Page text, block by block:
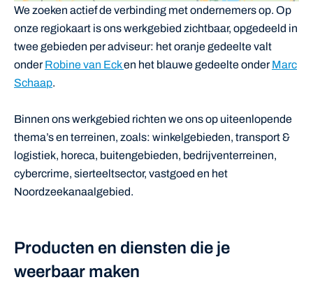
We zoeken actief de verbinding met ondernemers op. Op
onze regiokaart is ons werkgebied zichtbaar, opgedeeld in
twee gebieden per adviseur: het oranje gedeelte valt
onderRobine van Ecken het blauwe gedeelte onderMarc
Schaap.
Binnen ons werkgebied richten we ons op uiteenlopende
thema’s en terreinen, zoals: winkelgebieden, transport &
logistiek, horeca, buitengebieden, bedrijventerreinen,
cybercrime, sierteeltsector, vastgoed en het
Noordzeekanaalgebied.
Producten en diensten die je
weerbaar maken